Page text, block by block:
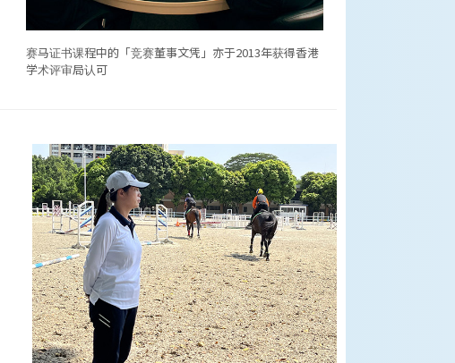
赛马证书课程中的「竞赛董事文凭」亦于2013年获得香港
学术评审局认可